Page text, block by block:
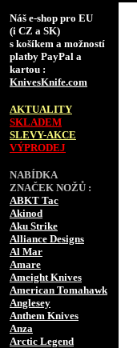
Náš e-shop pro EU
(i CZ a SK)
s košíkem a možností
platby PayPal a
kartou :
KnivesKnife.com
AKTUALITY
SKLADEM
SLEVY-AKCE
VÝPRODEJ
NABÍDKA
ZNAČEK NOŽŮ :
ABKT Tac
Akinod
Aku Strike
Alliance Designs
Al Mar
Amare
Ameight Knives
American Tomahawk
Anglesey
Anthem Knives
Anza
Arctic Legend